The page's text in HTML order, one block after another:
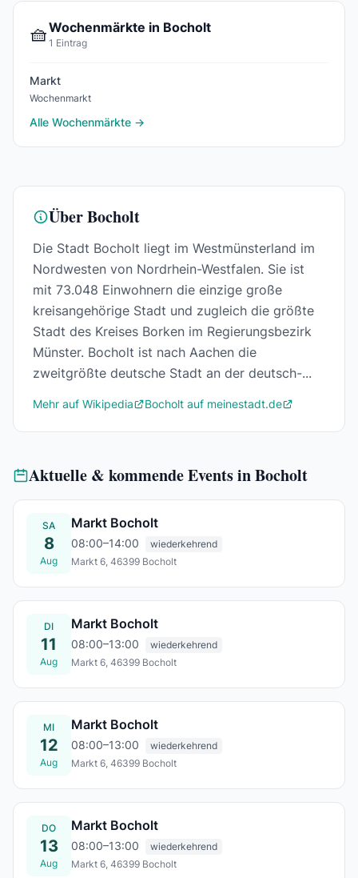
🧺Wochenmärkte in Bocholt
1 Eintrag
Markt
Wochenmarkt
Alle Wochenmärkte →
Über Bocholt
Die Stadt Bocholt liegt im Westmünsterland im
Nordwesten von Nordrhein-Westfalen. Sie ist
mit 73.048 Einwohnern die einzige große
kreisangehörige Stadt und zugleich die größte
Stadt des Kreises Borken im Regierungsbezirk
Münster. Bocholt ist nach Aachen die
zweitgrößte deutsche Stadt an der deutsch-...
Mehr auf Wikipedia Bocholt auf meinestadt.de
Aktuelle & kommende Events in Bocholt
SA
8
Aug
Markt Bocholt
08:00–14:00
wiederkehrend
Markt 6, 46399 Bocholt
DI
11
Aug
Markt Bocholt
08:00–13:00
wiederkehrend
Markt 6, 46399 Bocholt
MI
12
Aug
Markt Bocholt
08:00–13:00
wiederkehrend
Markt 6, 46399 Bocholt
DO
13
Aug
Markt Bocholt
08:00–13:00
wiederkehrend
Markt 6, 46399 Bocholt